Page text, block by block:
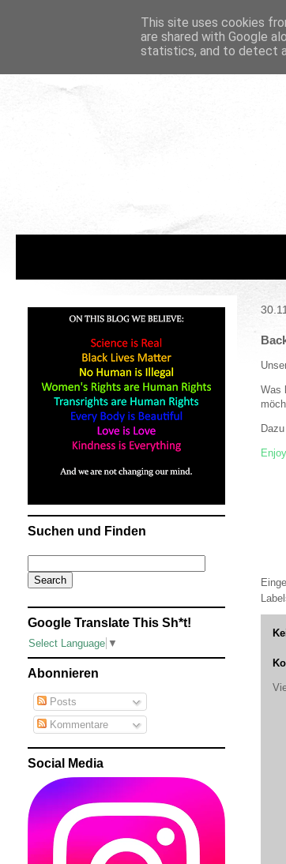
Was
Enjoy
Suchen und Finden
Google Translate This Sh*t!
Select Language ▼
Abonnieren
Posts
Kommentare
Social Media
This site uses cookies
are shared with Google
statistics, and to detect